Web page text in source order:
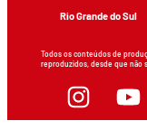
Rio Grande do Sul
Todos os conteúdos de
reproduzidos, desde que não